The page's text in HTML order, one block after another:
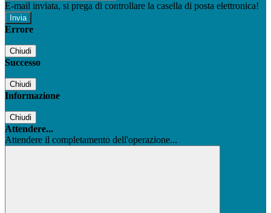
E-mail inviata, si prega di controllare la casella di posta elettronica!
Errore
Chiudi
Successo
Chiudi
Informazione
Chiudi
Attendere...
Attendere il completamento dell'operazione...